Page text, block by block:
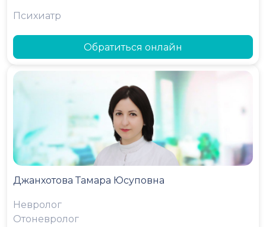
Психиатр
Обратиться онлайн
Джанхотова Тамара Юсуповна
Невролог
Отоневролог